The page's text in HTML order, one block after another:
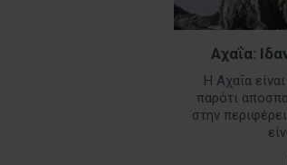
Αχαΐα:
Η Αχαΐα
παρότι
στην